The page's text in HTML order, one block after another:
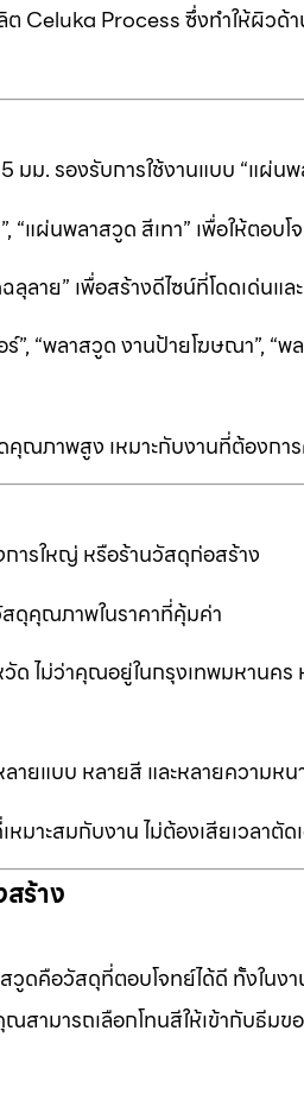
Process ซึ่งทำให้ผิวด้า
ม. รองรับการใช้งานแบบ “แผ่น
“แผ่นพลาสวูด สีเทา” เพื่อให้ตอ
ลาย” เพื่อสร้างดีไซน์ที่โดดเด่นแ
”, “พลาสวูด งานป้ายโฆษณา”, “
ดคุณภาพสูง เหมาะกับงานที่ต้องก
ารใหญ่ หรือร้านวัสดุก่อสร้าง
สดุคุณภาพในราคาที่คุ้มค่า
ไม่ว่าคุณอยู่ในกรุงเทพมหานคร
ยแบบ หลายสี และหลายความห
มาะสมกับงาน ไม่ต้องเสียเวลาตัด
ร้าง
คือวัสดุที่ตอบโจทย์ได้ดี ทั้งในงา
สามารถเลือกโทนสีให้เข้ากับธี